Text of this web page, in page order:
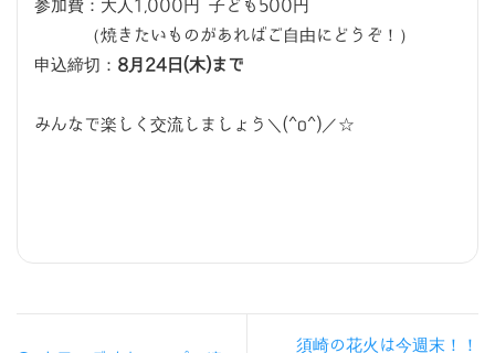
参加費：大人1,000円 子ども500円
（焼きたいものがあればご自由にどうぞ！）
申込締切： 8月24日(木)まで
みんなで楽しく交流しましょう＼(^o^)／☆
須崎の花火は今週末！！